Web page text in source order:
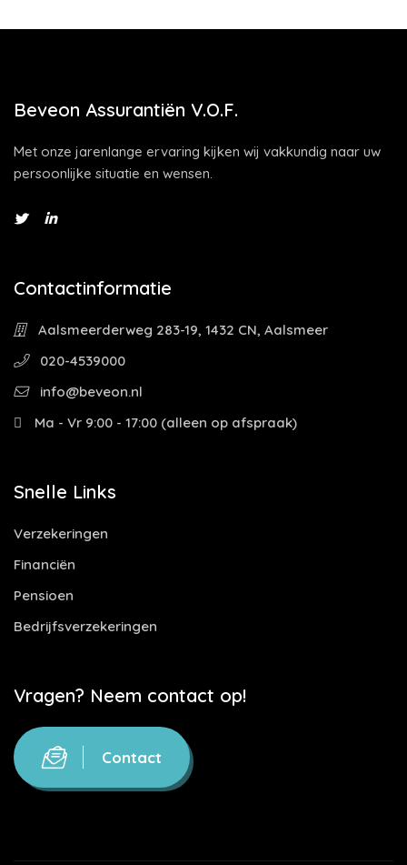
Beveon Assurantiën V.O.F.
Met onze jarenlange ervaring kijken wij vakkundig naar uw
persoonlijke situatie en wensen.
Contactinformatie
Aalsmeerderweg 283-19, 1432 CN, Aalsmeer
020-4539000
info@beveon.nl
Ma - Vr 9:00 - 17:00 (alleen op afspraak)
Snelle Links
Verzekeringen
Financiën
Pensioen
Bedrijfsverzekeringen
Vragen? Neem contact op!
Contact